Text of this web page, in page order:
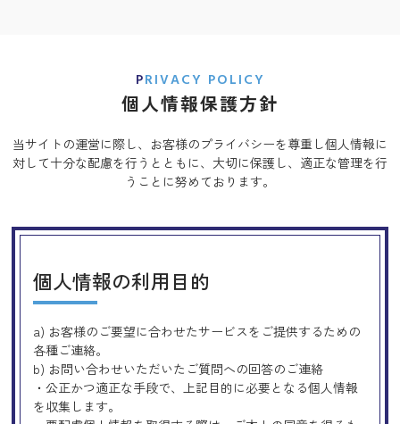
PRIVACY POLICY
個人情報保護方針
当サイトの運営に際し、お客様のプライバシーを尊重し個人情報に
対して十分な配慮を行うとともに、 大切に保護し、適正な管理を行
うことに努めております。
個人情報の利用目的
a) お客様のご要望に合わせたサービスをご提供するための
各種ご連絡。
b) お問い合わせいただいたご質問への回答のご連絡
・公正かつ適正な手段で、上記目的に必要となる個人情報
を収集します。